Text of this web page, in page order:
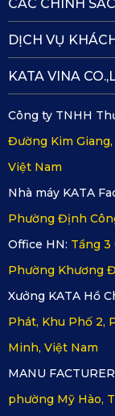
của KATA
Camera hành
chọn hàng đầu
mà sản phẩm này
bạch và lắp đặt dễ
2.1. Mang
Camera hành
ảnh với độ phân
lại luôn rõ nét và
những thước
và chia sẻ những
CÁC CHÍNH
DỊCH VỤ
KATA VINA
Công ty TNHH
Đường Kim
Việt Nam
Nhà máy KATA
Phường Định
Office HN: Tầng 3
Phường Khương
Xưởng KATA Hồ
Phát, Khu Phố 2,
Minh, Việt Nam
MANU
phường Mỹ Hào,